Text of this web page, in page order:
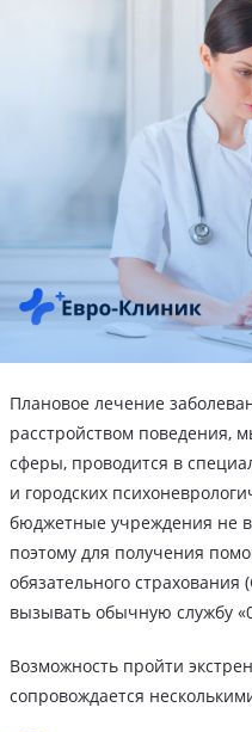
Плановое лечение
расстройством поведения,
сферы, проводится в
и городских
бюджетные учреждения не
поэтому для получения
обязательного
вызывать обычную службу
Возможность пройти
сопровождается